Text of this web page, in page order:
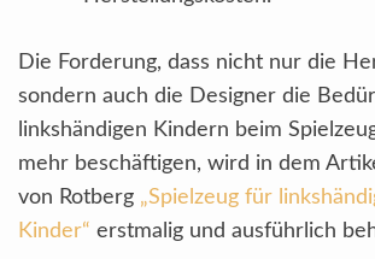
Die Forderung, dass nicht nur die
sondern auch die Designer die
linkshändigen Kindern beim
mehr beschäftigen, wird in dem
von Rotberg „Spielzeug für
Kinder“ erstmalig und ausführlich